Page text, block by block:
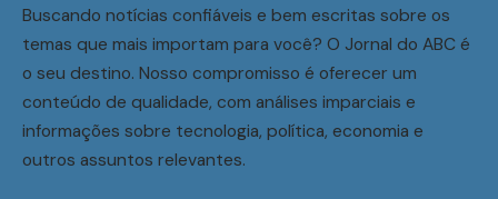
Buscando notícias confiáveis e bem escritas sobre os
temas que mais importam para você? O Jornal do ABC é
o seu destino. Nosso compromisso é oferecer um
conteúdo de qualidade, com análises imparciais e
informações sobre tecnologia, política, economia e
outros assuntos relevantes.